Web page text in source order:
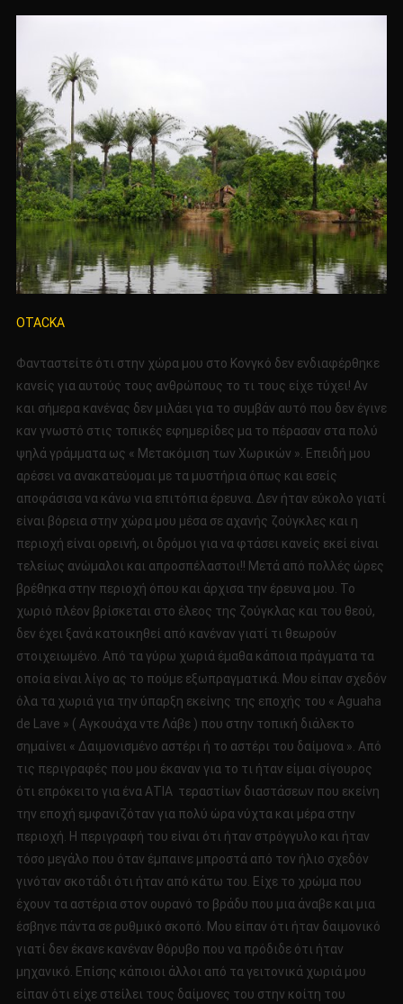
OTACKA
Φανταστείτε ότι στην χώρα μου στο Κονγκό δεν ενδιαφέρθηκε
κανείς για αυτούς τους ανθρώπους το τι τους είχε τύχει! Αν
και σήμερα κανένας δεν μιλάει για το συμβάν αυτό που δεν έγινε
καν γνωστό στις τοπικές εφημερίδες μα το πέρασαν στα πολύ
ψηλά γράμματα ως « Μετακόμιση των Χωρικών ». Επειδή μου
αρέσει να ανακατεύομαι με τα μυστήρια όπως και εσείς
αποφάσισα να κάνω νια επιτόπια έρευνα. Δεν ήταν εύκολο γιατί
είναι βόρεια στην χώρα μου μέσα σε αχανής ζούγκλες και η
περιοχή είναι ορεινή, οι δρόμοι για να φτάσει κανείς εκεί είναι
τελείως ανώμαλοι και απροσπέλαστοι!! Μετά από πολλές ώρες
βρέθηκα στην περιοχή όπου και άρχισα την έρευνα μου. Το
χωριό πλέον βρίσκεται στο έλεος της ζούγκλας και του θεού,
δεν έχει ξανά κατοικηθεί από κανέναν γιατί τι θεωρούν
στοιχειωμένο. Από τα γύρω χωριά έμαθα κάποια πράγματα τα
οποία είναι λίγο ας το πούμε εξωπραγματικά. Μου είπαν σχεδόν
όλα τα χωριά για την ύπαρξη εκείνης της εποχής του « Aguaha
de Lave » ( Αγκουάχα ντε Λάβε ) που στην τοπική διάλεκτο
σημαίνει « Δαιμονισμένο αστέρι ή το αστέρι του δαίμονα ». Από
τις περιγραφές που μου έκαναν για το τι ήταν είμαι σίγουρος
ότι επρόκειτο για ένα ΑΤΙΑ τεραστίων διαστάσεων που εκείνη
την εποχή εμφανιζόταν για πολύ ώρα νύχτα και μέρα στην
περιοχή. Η περιγραφή του είναι ότι ήταν στρόγγυλο και ήταν
τόσο μεγάλο που όταν έμπαινε μπροστά από τον ήλιο σχεδόν
γινόταν σκοτάδι ότι ήταν από κάτω του. Είχε το χρώμα που
έχουν τα αστέρια στον ουρανό το βράδυ που μια άναβε και μια
έσβηνε πάντα σε ρυθμικό σκοπό. Μου είπαν ότι ήταν δαιμονικό
γιατί δεν έκανε κανέναν θόρυβο που να πρόδιδε ότι ήταν
μηχανικό. Επίσης κάποιοι άλλοι από τα γειτονικά χωριά μου
είπαν ότι είχε στείλει τους δαίμονες του στην κοίτη του